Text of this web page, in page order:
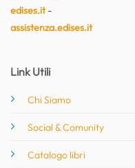
edises.it-
assistenza.edises.it
Link Utili
Chi Siamo
Social & Comunity
Catalogo libri